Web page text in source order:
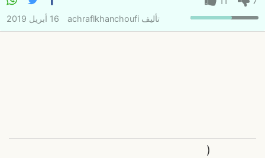
تأليفachraflkhanchoufi 16 أبريل 2019
(